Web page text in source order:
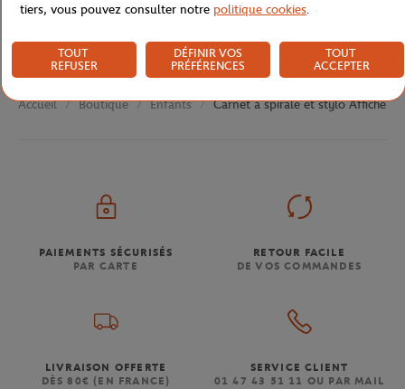
Accueil Boutique Enfants Carnet à spirale et stylo Affiche
PAIEMENTS SÉCURISÉS
PAR CARTE
RETOUR FACILE
DE VOS COMMANDES
LIVRAISON OFFERTE
DÈS 80€ (EN FRANCE)
SERVICE CLIENT
01 47 43 51 11 OU PAR MAIL
tiers, vous pouvez consulter notre politique cookies.
TOUT
REFUSER
DÉFINIR VOS
PRÉFÉRENCES
TOUT
ACCEPTER